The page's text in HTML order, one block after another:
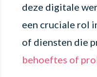
deze digitale
een cruciale rol
of diensten die
behoeftes of